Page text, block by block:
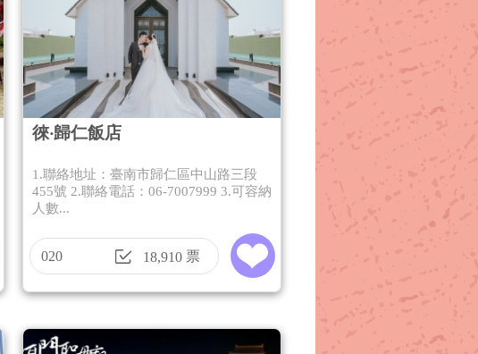
徠‧歸仁飯店
1.聯絡地址：臺南市歸仁區中山路三段
455號 2.聯絡電話：06-7007999 3.可容納
人數...
020 18,910票